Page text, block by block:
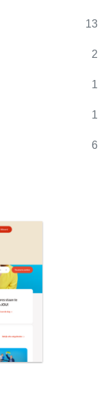
13
2
1
1
6